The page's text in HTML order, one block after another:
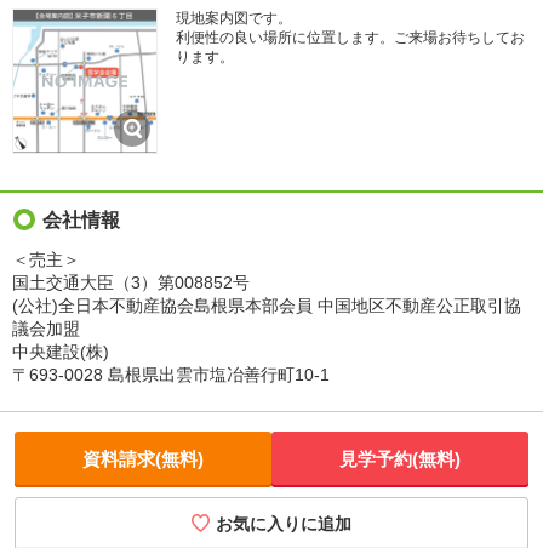
現地案内図です。
利便性の良い場所に位置します。ご来場お待ちしてお
ります。
会社情報
＜売主＞
国土交通大臣（3）第008852号
(公社)全日本不動産協会島根県本部会員 中国地区不動産公正取引協
議会加盟
中央建設(株)
〒693-0028 島根県出雲市塩冶善行町10-1
資料請求(無料) 見学予約(無料)
お気に入りに追加